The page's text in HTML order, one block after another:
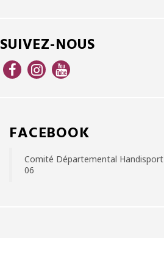
SUIVEZ-NOUS
FACEBOOK
Comité Départemental Handisport
06